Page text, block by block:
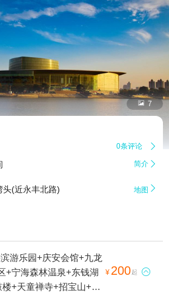
 7
0条评论 
简介 
头(近永丰北路) 地图 
游乐园+庆安会馆+九龙
+宁海森林温泉+东钱湖
+天童禅寺+招宝山+宁
¥ 200起 